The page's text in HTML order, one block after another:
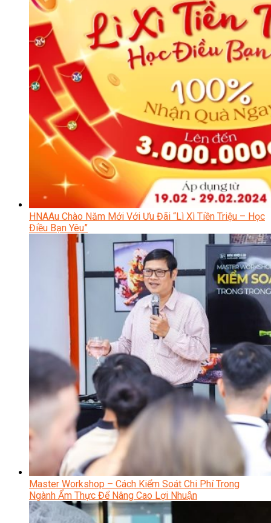
HNAAu Chào Năm Mới Với Ưu Đãi “Lì Xì Tiền Triệu – Học
Điều Bạn Yêu”
Master Workshop – Cách Kiểm Soát Chi Phí Trong
Ngành Ẩm Thực Để Nâng Cao Lợi Nhuận